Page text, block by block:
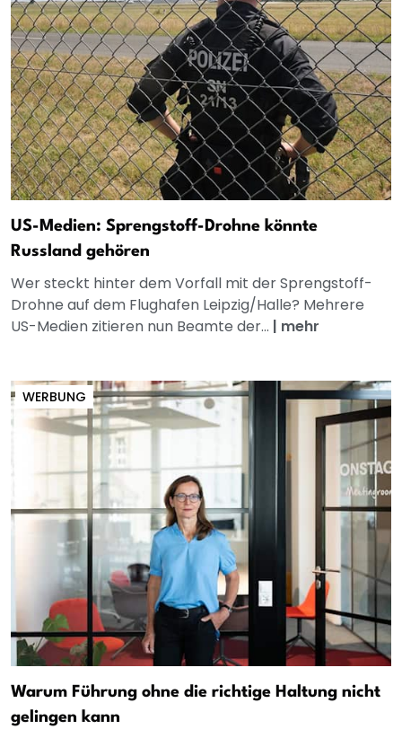
US-Medien: Sprengstoff-Drohne könnte
Russland gehören
Wer steckt hinter dem Vorfall mit der Sprengstoff-
Drohne auf dem Flughafen Leipzig/Halle? Mehrere
US-Medien zitieren nun Beamte der... | mehr
WERBUNG
Warum Führung ohne die richtige Haltung nicht
gelingen kann